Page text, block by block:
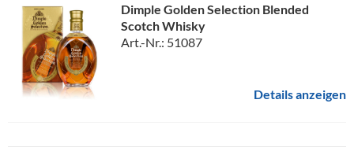
Dimple Golden Selection Blended
Scotch Whisky
Art.-Nr.: 51087
Details anzeigen